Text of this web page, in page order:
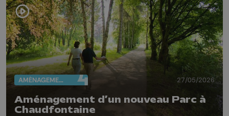
AMÉNAGEMENT DU TERRITOIRE 27/05/2026
Aménagement d’un nouveau Parc à
Chaudfontaine